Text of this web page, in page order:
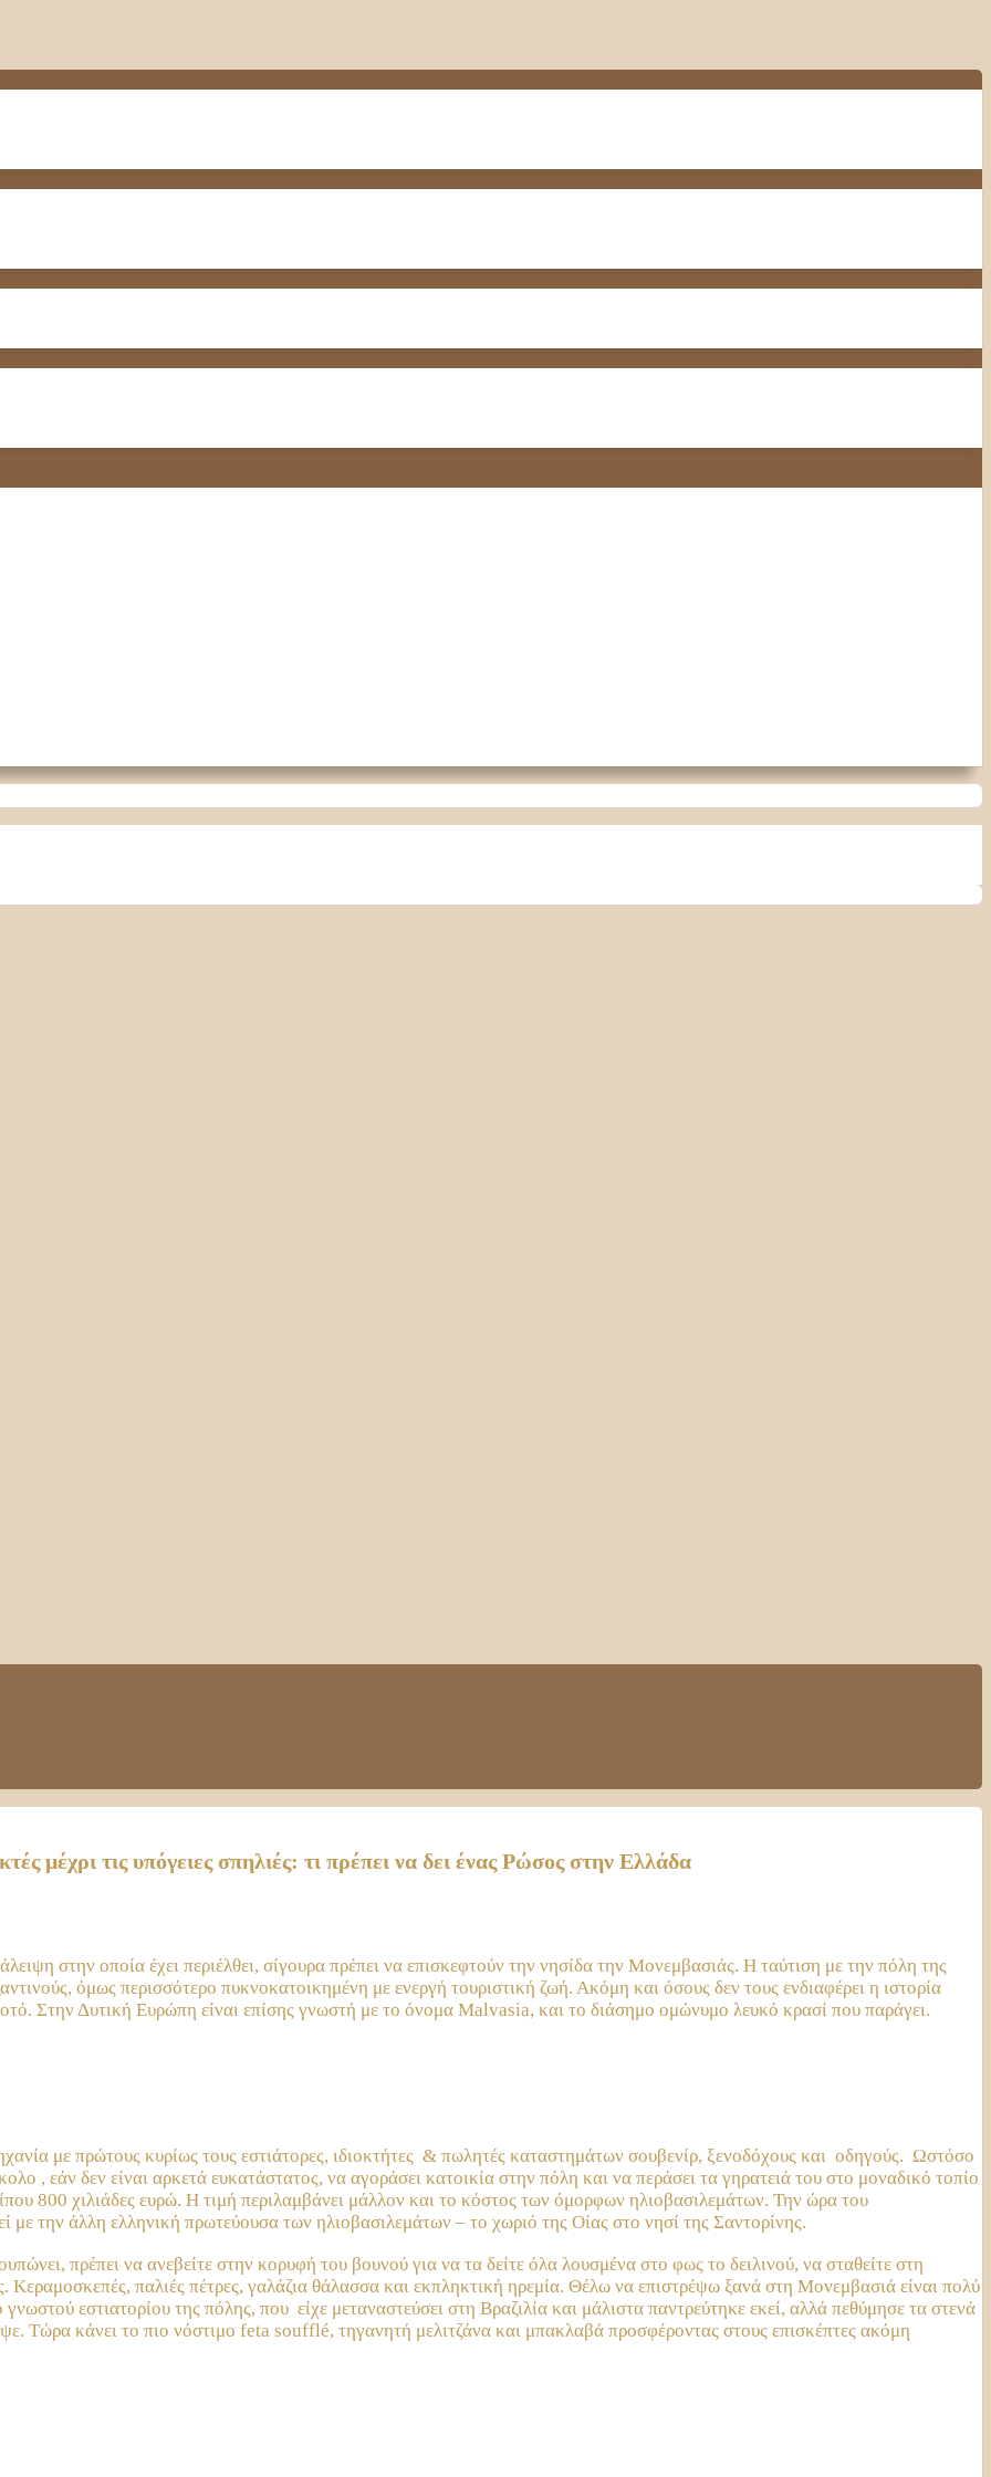
μέχρι τις υπόγειες σπηλιές: τι πρέπει να δει ένας Ρώσος στην Ελλάδα
στην οποία έχει περιέλθει, σίγουρα πρέπει να επισκεφτούν την νησίδα την Μονεμβασιάς. Η ταύτιση με την πόλη της
όμως περισσότερο πυκνοκατοικημένη με ενεργή τουριστική ζωή. Ακόμη και όσους δεν τους ενδιαφέρει η ιστορία
Στην Δυτική Ευρώπη είναι επίσης γνωστή με το όνομα Malvasia, και το διάσημο ομώνυμο λευκό κρασί που παράγει.
με πρώτους κυρίως τους εστιάτορες, ιδιοκτήτες & πωλητές καταστημάτων σουβενίρ, ξενοδόχους και οδηγούς. Ωστόσο
, εάν δεν είναι αρκετά ευκατάστατος, να αγοράσει κατοικία στην πόλη και να περάσει τα γηρατειά του στο μοναδικό τοπίο
800 χιλιάδες ευρώ. Η τιμή περιλαμβάνει μάλλον και το κόστος των όμορφων ηλιοβασιλεμάτων. Την ώρα του
με την άλλη ελληνική πρωτεύουσα των ηλιοβασιλεμάτων – το χωριό της Οίας στο νησί της Σαντορίνης.
πρέπει να ανεβείτε στην κορυφή του βουνού για να τα δείτε όλα λουσμένα στο φως το δειλινού, να σταθείτε στη
Κεραμοσκεπές, παλιές πέτρες, γαλάζια θάλασσα και εκπληκτική ηρεμία. Θέλω να επιστρέψω ξανά στη Μονεμβασιά είναι πολύ
εστιατορίου της πόλης, που είχε μεταναστεύσει στη Βραζιλία και μάλιστα παντρεύτηκε εκεί, αλλά πεθύμησε τα στενά
Τώρα κάνει το πιο νόστιμο feta soufflé, τηγανητή μελιτζάνα και μπακλαβά προσφέροντας στους επισκέπτες ακόμη